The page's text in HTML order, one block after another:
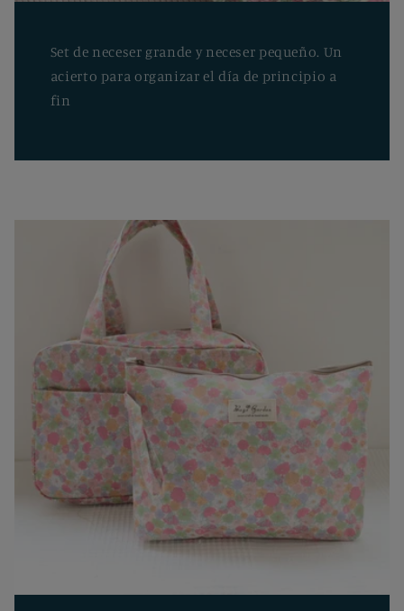
Set de neceser grande y neceser pequeño. Un
acierto para organizar el día de principio a
fin